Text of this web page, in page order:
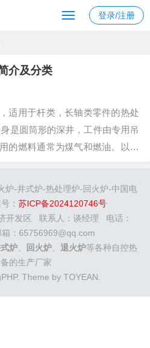
登录/注册
介及分类
适用于杆类，长轴类零件的热处
是圆筒形的深井，工件由专用吊
的燃料通常为煤气和燃油。以电
...
炉-井式炉-热处理炉-回火炉-中国电
： 苏ICP备2024120746号
开发区 联系人：谈经理 电话：
：65756969@qq.com
炉 回火炉 退火炉等各种自控热
的生产厂家
. Theme by TOYEAN